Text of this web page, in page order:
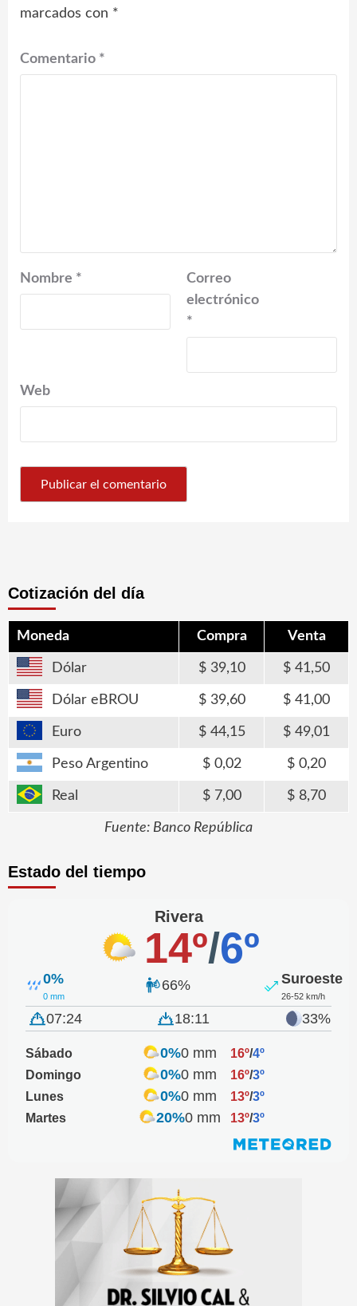
marcados con *
Comentario *
Nombre *
Correo
electrónico
*
Web
Cotización del día
Moneda Compra Venta
Dólar 39,10 41,50
Dólar eBROU 39,60 41,00
Euro 44,15 49,01
Peso Argentino 0,02 0,20
Real 7,00 8,70
Fuente: Banco República
Estado del tiempo
Rivera
14º/6º
0%
0 mm
66% Suroeste
26-52 km/h
07:24 18:11 33%
Sábado 0%0 mm 16º/4º
Domingo
0%0 mm 16º/3º
Lunes
0%0 mm 13º/3º
Martes
20%0 mm 13º/3º